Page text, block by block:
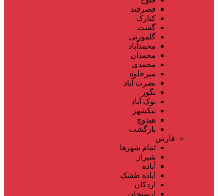
قصرقند
کنارک
گشت
گلمورتی
محمدآباد
محمدان
محمدی
میرجاوه
نصرت آباد
نگور
نوک آباد
نیکشهر
هیدوچ
بازگشت
فارس
تمام شهر‌ها
شیراز
آباده
آباده طشک
اردکان
ارسنجان